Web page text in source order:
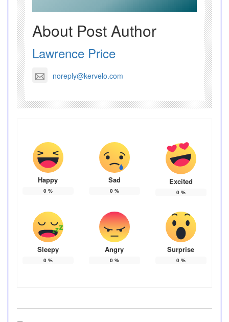
About Post Author
Lawrence Price
noreply@kervelo.com
Happy
0%
Sad
0%
Excited
0%
Sleepy
0%
Angry
0%
Surprise
0%